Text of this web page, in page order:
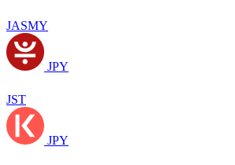
JASMY
JPY
JST
JPY